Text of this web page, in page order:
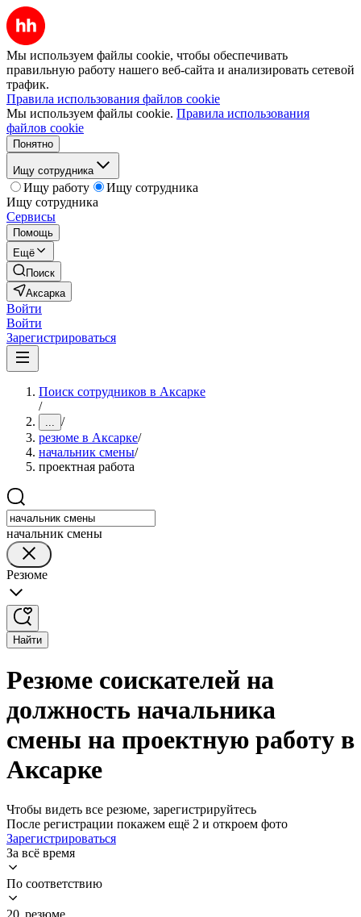
Мы используем файлы cookie, чтобы обеспечивать
правильную работу нашего веб-сайта и анализировать сетевой
трафик.
Правила использования файлов cookie
Мы используем файлы cookie. Правила использования
файлов cookie
Понятно
Ищу сотрудника
Ищу работу
Ищу сотрудника
Ищу сотрудника
Сервисы
Помощь
Ещё
Поиск
Аксарка
Войти
Войти
Зарегистрироваться
Поиск сотрудников в Аксарке
/
... /
резюме в Аксарке/
начальник смены/
проектная работа
начальник смены
Резюме
Найти
Резюме соискателей на
должность начальника
смены на проектную работу в
Аксарке
Чтобы видеть все резюме, зарегистрируйтесь
После регистрации покажем ещё 2 и откроем фото
Зарегистрироваться
За всё время
По соответствию
20 резюме